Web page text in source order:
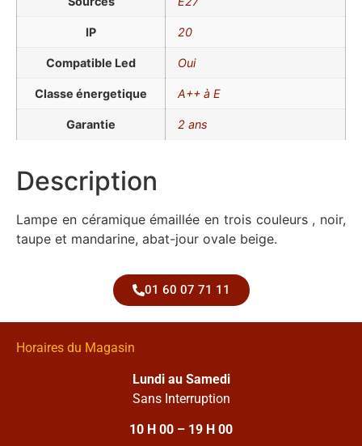
IP 20
Compatible Led Oui
Classe énergetique A++ à E
Garantie 2 ans
Description
Lampe en céramique émaillée en trois couleurs , noir,
taupe et mandarine, abat-jour ovale beige.
01 60 07 71 11
Horaires du Magasin
Lundi au Samedi
Sans Interruption
10 H 00 – 19 H 00